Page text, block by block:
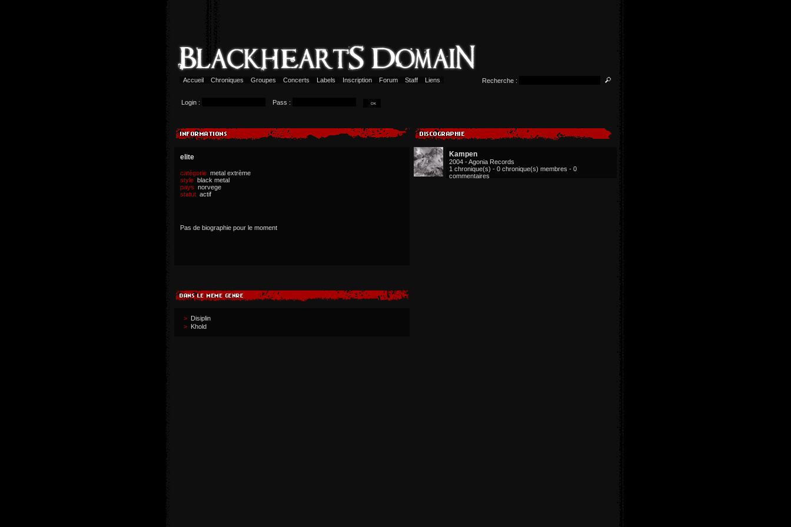
Accueil Chroniques Groupes Concerts Labels Inscription Forum Staff Liens Recherche :
Login : Pass :
elite
catégorie metal extrème
style black metal
pays norvege
statut actif
Pas de biographie pour le moment
> Disiplin
> Khold
Kampen
2004 - Agonia Records
1 chronique(s) - 0 chronique(s) membres - 0
commentaires